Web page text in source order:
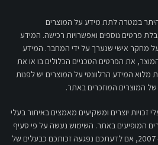
היתר במטרה לתת מידע על המוצרים
פרטים נוספים ואפשרויות רכישה. המידע
על מחקר אישי שנערך על ידי המחבר. המידע
את הפרטים הטכניים הכלולים בו או את
מלוא המידע הרלוונטי על המוצרים יש לפנות
של המוצרים המוזכרים באתר.
זכויות יוצרים ומשקיעים מאמצים באיתור בעלי
המופיעים באתר. השימוש נעשה על פי סעיף
27א לחוק זכויות יוצרים תשס"ח - 2007, אם לדעתכם נפגעה זכותכם כבעלים של